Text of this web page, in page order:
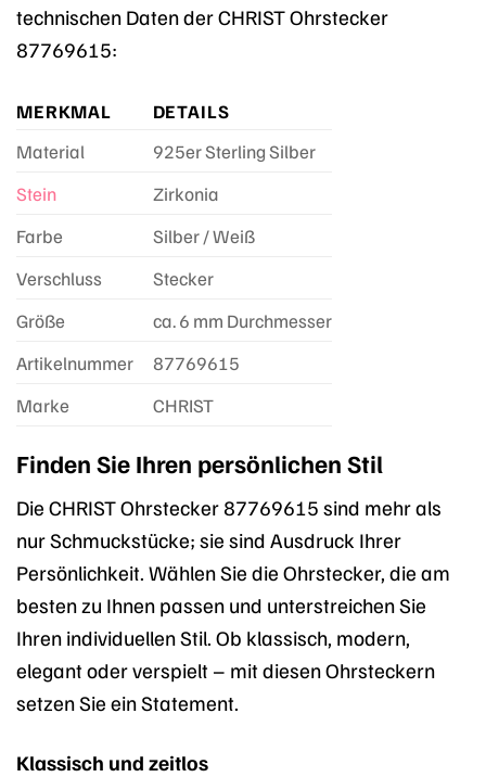
technischen Daten der CHRIST Ohrstecker
87769615:
MERKMAL
DETAILS
Material
925er Sterling Silber
Stein
Zirkonia
Farbe
Silber / Weiß
Verschluss
Stecker
Größe
ca. 6 mm Durchmesser
Artikelnummer
87769615
Marke
CHRIST
Finden Sie Ihren persönlichen Stil
Die CHRIST Ohrstecker 87769615 sind mehr als
nur Schmuckstücke; sie sind Ausdruck Ihrer
Persönlichkeit. Wählen Sie die Ohrstecker, die am
besten zu Ihnen passen und unterstreichen Sie
Ihren individuellen Stil. Ob klassisch, modern,
elegant oder verspielt – mit diesen Ohrsteckern
setzen Sie ein Statement.
Klassisch und zeitlos